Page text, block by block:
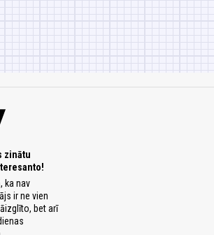
zinātu
ka nav
ir ne vien
bet arī